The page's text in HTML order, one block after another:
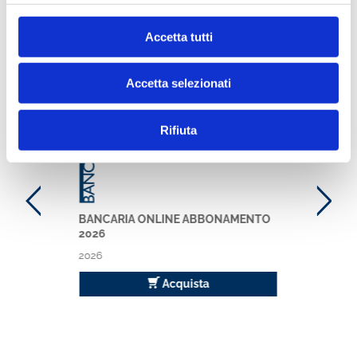
Accetta tutti
Accetta selezionati
Rifiuta
Ti potrebbe interessare anche
BANCARIA ONLINE ABBONAMENTO
2026
2026
Acquista